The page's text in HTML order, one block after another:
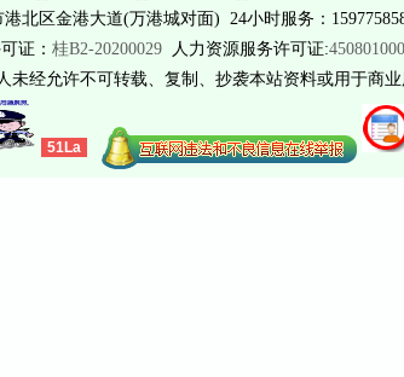
北区金港大道(万港城对面) 24小时服务：
证： 桂B2-20200029 人力资源服务许可证:
经允许不可转载、复制、抄袭本站资料或用于商业
51La